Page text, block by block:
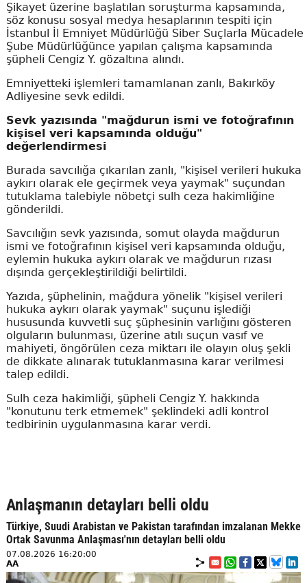
Şikayet üzerine başlatılan soruşturma kapsamında,
söz konusu sosyal medya hesaplarının tespiti için
İstanbul İl Emniyet Müdürlüğü Siber Suçlarla Mücadele
Şube Müdürlüğünce yapılan çalışma kapsamında
şüpheli Cengiz Y. gözaltına alındı.
Emniyetteki işlemleri tamamlanan zanlı, Bakırköy
Adliyesine sevk edildi.
Sevk yazısında "mağdurun ismi ve fotoğrafının
kişisel veri kapsamında olduğu"
değerlendirmesi
Burada savcılığa çıkarılan zanlı, "kişisel verileri hukuka
aykırı olarak ele geçirmek veya yaymak" suçundan
tutuklama talebiyle nöbetçi sulh ceza hakimliğine
gönderildi.
Savcılığın sevk yazısında, somut olayda mağdurun
ismi ve fotoğrafının kişisel veri kapsamında olduğu,
eylemin hukuka aykırı olarak ve mağdurun rızası
dışında gerçekleştirildiği belirtildi.
Yazıda, şüphelinin, mağdura yönelik "kişisel verileri
hukuka aykırı olarak yaymak" suçunu işlediği
hususunda kuvvetli suç şüphesinin varlığını gösteren
olguların bulunması, üzerine atılı suçun vasıf ve
mahiyeti, öngörülen ceza miktarı ile olayın oluş şekli
de dikkate alınarak tutuklanmasına karar verilmesi
talep edildi.
Sulh ceza hakimliği, şüpheli Cengiz Y. hakkında
"konutunu terk etmemek" şeklindeki adli kontrol
tedbirinin uygulanmasına karar verdi.
Anlaşmanın detayları belli oldu
Türkiye, Suudi Arabistan ve Pakistan tarafından imzalanan Mekke
Ortak Savunma Anlaşması'nın detayları belli oldu
07.08.2026 16:20:00
AA